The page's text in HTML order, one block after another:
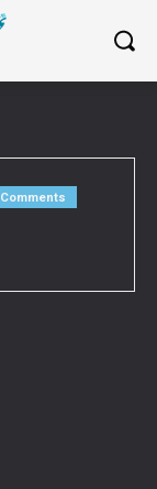
Comments